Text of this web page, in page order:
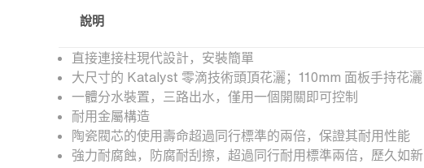
說明
直接連接柱現代設計，安裝簡單
大尺寸的 Katalyst 零滴技術頭頂花灑；110mm 面板手持花灑
一體分水裝置，三路出水，僅用一個開關即可控制
耐用金屬構造
陶瓷閥芯的使用壽命超過同行標準的兩倍，保證其耐用性能
強力耐腐蝕，防腐耐刮擦，超過同行耐用標準兩倍，歷久如新